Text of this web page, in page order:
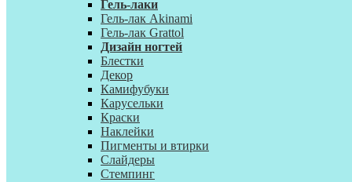
Гель-лаки
Гель-лак Akinami
Гель-лак Grattol
Дизайн ногтей
Блестки
Декор
Камифубуки
Карусельки
Краски
Наклейки
Пигменты и втирки
Слайдеры
Стемпинг